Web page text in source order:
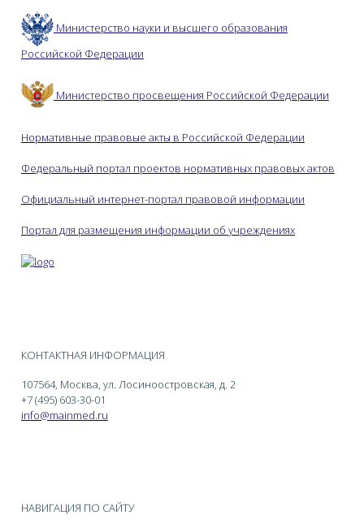
Министерство науки и высшего образования
Российской Федерации
Министерство просвещения Российской Федерации
Нормативные правовые акты в Российской Федерации
Федеральный портал проектов нормативных правовых актов
Официальный интернет-портал правовой информации
Портал для размещения информации об учреждениях
КОНТАКТНАЯ ИНФОРМАЦИЯ
107564, Москва, ул. Лосиноостровская, д. 2
+7 (495) 603-30-01
info@mainmed.ru
НАВИГАЦИЯ ПО САЙТУ